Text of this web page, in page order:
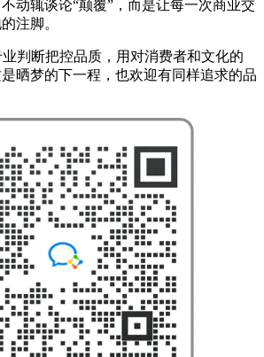
动辄谈论“颠覆”，而是让每一次商业交
注脚。
判断把控品质，用对消费者和文化的
晒梦的下一程，也欢迎有同样追求的品